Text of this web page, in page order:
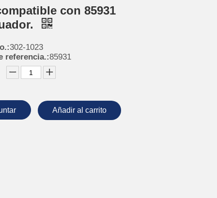
con 85931
302-1023
referencia.:85931
Añadir al carrito